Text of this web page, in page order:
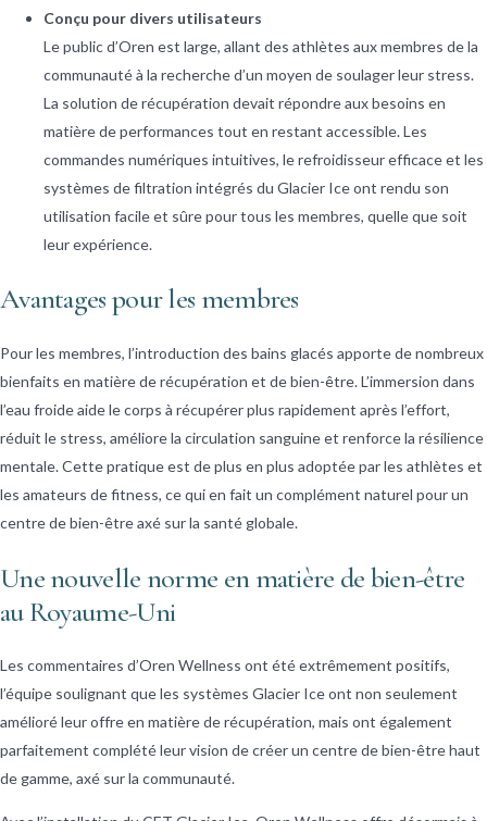
Conçu pour divers utilisateurs
Le public d’Oren est large, allant des athlètes aux membres de la
communauté à la recherche d’un moyen de soulager leur stress.
La solution de récupération devait répondre aux besoins en
matière de performances tout en restant accessible. Les
commandes numériques intuitives, le refroidisseur efficace et les
systèmes de filtration intégrés du Glacier Ice ont rendu son
utilisation facile et sûre pour tous les membres, quelle que soit
leur expérience.
Avantages pour les membres
Pour les membres, l’introduction des bains glacés apporte de nombreux
bienfaits en matière de récupération et de bien-être. L’immersion dans
l’eau froide aide le corps à récupérer plus rapidement après l’effort,
réduit le stress, améliore la circulation sanguine et renforce la résilience
mentale. Cette pratique est de plus en plus adoptée par les athlètes et
les amateurs de fitness, ce qui en fait un complément naturel pour un
centre de bien-être axé sur la santé globale.
Une nouvelle norme en matière de bien-être
au Royaume-Uni
Les commentaires d’Oren Wellness ont été extrêmement positifs,
l’équipe soulignant que les systèmes Glacier Ice ont non seulement
amélioré leur offre en matière de récupération, mais ont également
parfaitement complété leur vision de créer un centre de bien-être haut
de gamme, axé sur la communauté.